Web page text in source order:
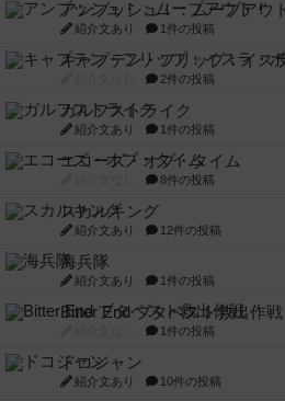
アンブッシュ！：ムーブアウ
紹介文あり 1件の投稿
キャプテン・フリップ：イス
2件の投稿
ガルフストライク
紹介文あり 1件の投稿
エコーズ・オブ・タイム
8件の投稿
スカルキング
紹介文あり 12件の投稿
海兵隊
紹介文あり 1件の投稿
Bitter End ブタペスト救出作戦
1件の投稿
ドコジャン
紹介文あり 10件の投稿